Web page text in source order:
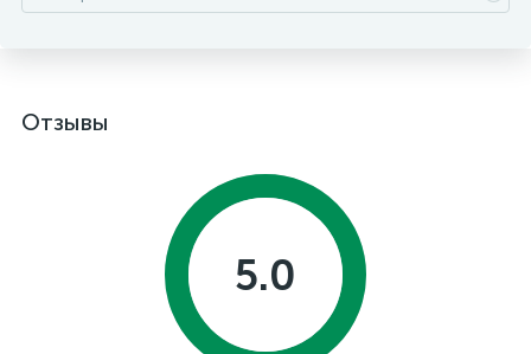
Отзывы
5.0